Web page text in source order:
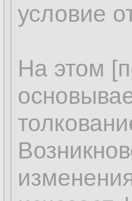
условие
На этом